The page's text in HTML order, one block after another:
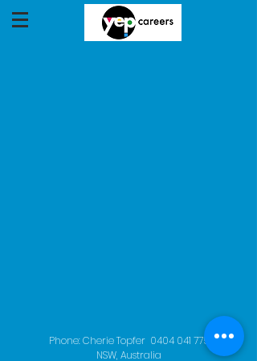
Phone: Cherie Topfer 0404 041 775
NSW, Australia